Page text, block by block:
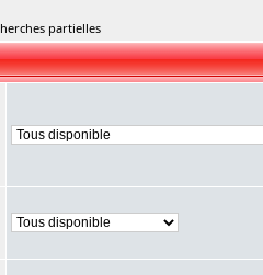
partielles